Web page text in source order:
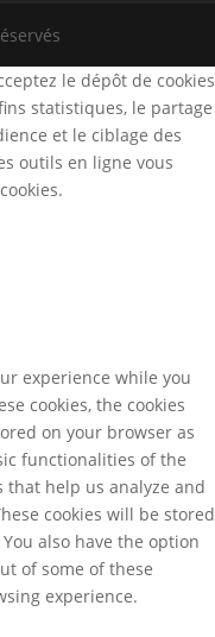
le dépôt de cookies
statistiques, le partage
et le ciblage des
outils en ligne vous
experience while you
cookies, the cookies
on your browser as
functionalities of the
that help us analyze and
cookies will be stored
also have the option
of some of these
experience.